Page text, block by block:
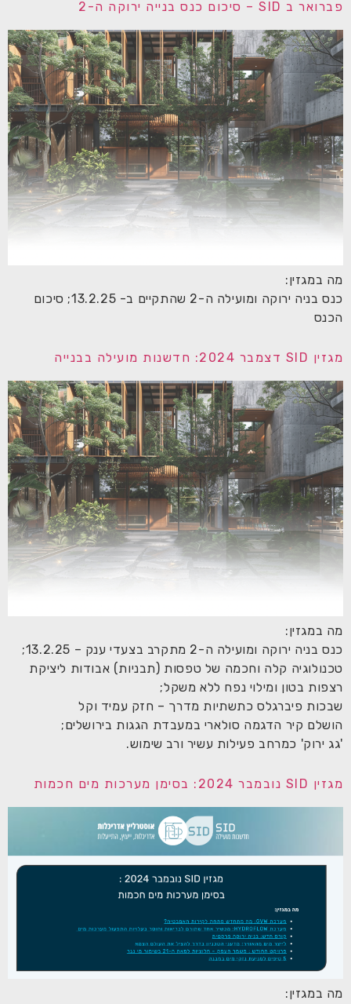
פברואר ב SID – סיכום כנס בנייה ירוקה ה-2
מה במגזין:
כנס בניה ירוקה ומועילה ה-2 שהתקיים ב- 13.2.25; סיכום
הכנס
מגזין SID דצמבר 2024: חדשנות מועילה בבנייה
מה במגזין:
כנס בניה ירוקה ומועילה ה-2 מתקרב בצעדי ענק – 13.2.25;
טכנולוגיה קלה וחכמה של טפסות (תבניות) אבודות ליציקת
רצפות בטון ומילוי נפח ללא משקל;
שבכות פיברגלס כתשתיות מדרך – חזק עמיד וקל
הושלם קיר הדגמה סולארי במעבדת הגגות בירושלים;
'גג ירוק' כמרחב פעילות עשיר ורב שימוש.
מגזין SID נובמבר 2024: בסימן מערכות מים חכמות
מה במגזין: